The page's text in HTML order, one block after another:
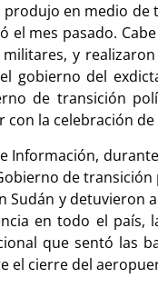
produjo en medio
el mes pasado.
y
gobierno del
de transición
la celebración
Información,
de
Sudán y detuvieron
en todo el país,
que sentó las
el cierre del